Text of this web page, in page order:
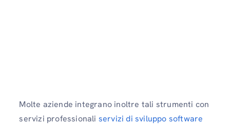
Molte aziende integrano inoltre tali strumenti con
servizi professionali servizi di sviluppo software